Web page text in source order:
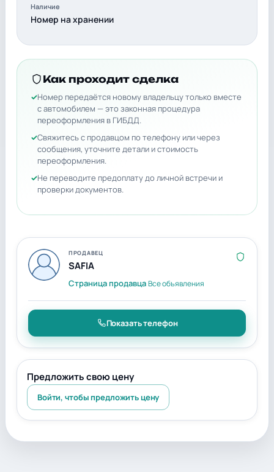
Наличие
Номер на хранении
Как проходит сделка
Номер передаётся новому владельцу только вместе
с автомобилем — это законная процедура
переоформления в ГИБДД.
Свяжитесь с продавцом по телефону или через
сообщения, уточните детали и стоимость
переоформления.
Не переводите предоплату до личной встречи и
проверки документов.
ПРОДАВЕЦ
SAFIA
Страница продавцаВсе объявления
Показать телефон
Предложить свою цену
Войти, чтобы предложить цену